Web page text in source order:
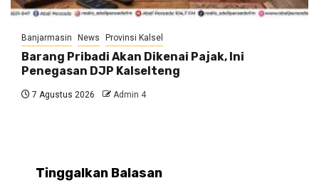
Banjarmasin News Provinsi Kalsel
Barang Pribadi Akan Dikenai Pajak, Ini
Penegasan DJP Kalselteng
7 Agustus 2026 Admin 4
Tinggalkan Balasan